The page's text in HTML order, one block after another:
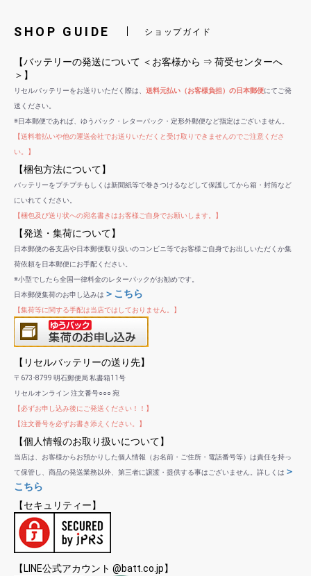
SHOP GUIDE ショップガイド
【バッテリーの発送について ＜お客様から ⇒ 荷受センターへ
＞】
リセルバッテリーをお送りいただく際は、 送料元払い（お客様負担）の日本郵便にてご発
送ください。
※日本郵便であれば、ゆうパック・レターパック・定形外郵便など指定はございません。
【送料着払いや他の運送会社でお送りいただくと受け取りできませんのでご注意くださ
い。】
【梱包方法について】
バッテリーをプチプチもしくは新聞紙等で巻きつけるなどして保護してから箱・封筒など
にいれてください。
【梱包及び送り状への宛名書きはお客様ご自身でお願いします。】
【発送・集荷について】
日本郵便の各支店や日本郵便取り扱いのコンビニ等でお客様ご自身でお出しいただくか集
荷依頼を日本郵便にお手配ください。
※小型でしたら全国一律料金のレターパックがお勧めです。
日本郵便集荷のお申し込みは ＞こちら
【集荷等に関する手配は当店ではしておりません。】
【リセルバッテリーの送り先】
〒673-8799 明石郵便局 私書箱11号
リセルオンライン 注文番号○○○ 宛
【必ずお申し込み後にご発送ください！！】
【注文番号を必ずお書き添えください。】
【個人情報のお取り扱いについて】
当店は、お客様からお預かりした個人情報（お名前・ご住所・電話番号等）は責任を持っ
て保管し、商品の発送業務以外、第三者に譲渡・提供する事はございません。詳しくは ＞
こちら
【セキュリティー】
【LINE公式アカウント @batt.co.jp】